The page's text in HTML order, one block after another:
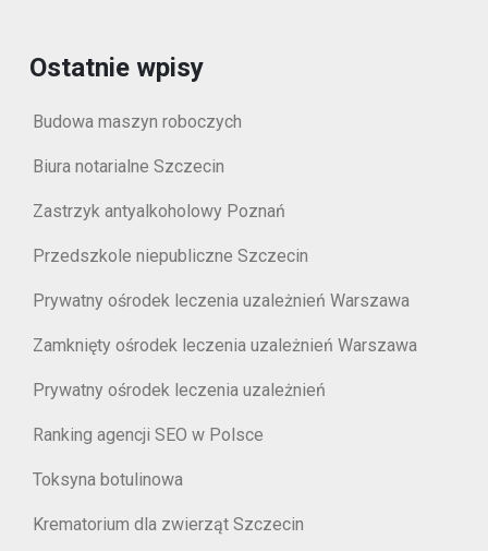
Ostatnie wpisy
Budowa maszyn roboczych
Biura notarialne Szczecin
Zastrzyk antyalkoholowy Poznań
Przedszkole niepubliczne Szczecin
Prywatny ośrodek leczenia uzależnień Warszawa
Zamknięty ośrodek leczenia uzależnień Warszawa
Prywatny ośrodek leczenia uzależnień
Ranking agencji SEO w Polsce
Toksyna botulinowa
Krematorium dla zwierząt Szczecin